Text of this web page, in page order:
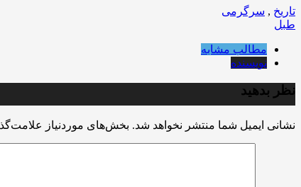
تاریخ , سرگرمی
طبل
مطالب مشابه
نویسنده
نظر بدهید
نشانی ایمیل شما منتشر نخواهد شد. بخش‌های موردنیاز